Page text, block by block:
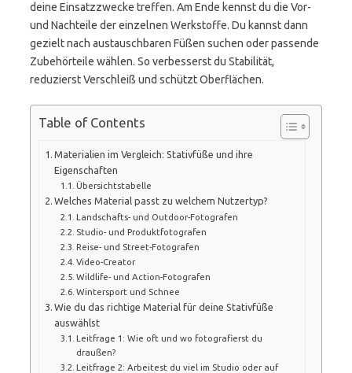
deine Einsatzzwecke treffen. Am Ende kennst du die Vor-
und Nachteile der einzelnen Werkstoffe. Du kannst dann
gezielt nach austauschbaren Füßen suchen oder passende
Zubehörteile wählen. So verbesserst du Stabilität,
reduzierst Verschleiß und schützt Oberflächen.
Table of Contents
Materialien im Vergleich: Stativfüße und ihre
Eigenschaften
Übersichtstabelle
Welches Material passt zu welchem Nutzertyp?
Landschafts- und Outdoor-Fotografen
Studio- und Produktfotografen
Reise- und Street-Fotografen
Video-Creator
Wildlife- und Action-Fotografen
Wintersport und Schnee
Wie du das richtige Material für deine Stativfüße
auswählst
Leitfrage 1: Wie oft und wo fotografierst du
draußen?
Leitfrage 2: Arbeitest du viel im Studio oder auf